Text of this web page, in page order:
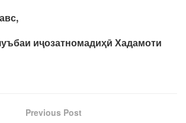
иҷозатномадиҳӣ Хадамоти
Previous Post